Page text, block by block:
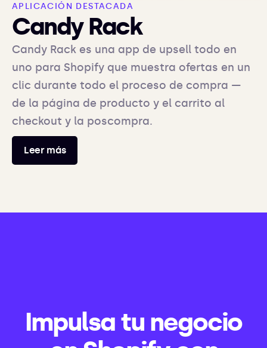
APLICACIÓN DESTACADA
Candy Rack
Candy Rack es una app de upsell todo en
uno para Shopify que muestra ofertas en un
clic durante todo el proceso de compra —
de la página de producto y el carrito al
checkout y la poscompra.
Leer más
Impulsa tu negocio